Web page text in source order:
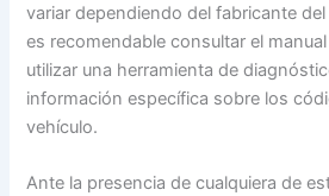
variar dependiendo del fabricante
es recomendable consultar el
utilizar una herramienta de
información específica sobre los
vehículo.
Ante la presencia de cualquiera de